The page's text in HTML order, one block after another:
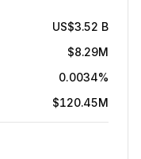
US$3.52 B
$8.29M
0.0034%
$120.45M